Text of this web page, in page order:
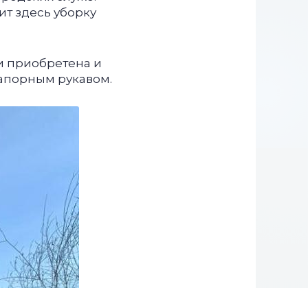
здесь уборку
приобретена и
рукавом.